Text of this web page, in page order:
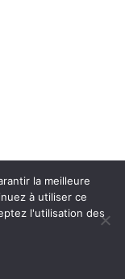
la meilleure
à utiliser ce
l'utilisation des